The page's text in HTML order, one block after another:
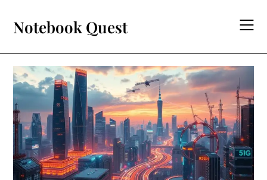
content
Notebook Quest